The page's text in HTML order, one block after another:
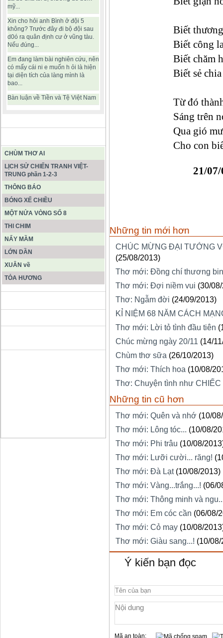
mỹ...
Xin cho hỏi anh Bình ở đội 5
không? Trước đây đi bộ đội sau
d0ó ra quân định cư ở vũng tàu.
Nếu đúng...
Em đang làm bài nghiên cứu, nên
có mấy cái ni e muốn h ỏi là hiện
tại diện tích của làng mình là
bao...
Bàn luận về Tiền và Tệ Việt Nam
CHÙM THƠ AI
LỊCH SỬ CHIẾN TRANH VIỆT-
TRUNG phần 1-2-3
THÔNG BÁO
BÓNG XẾ CHIỀU
MỘT NỬA VÒNG SỐ 8
THI CHIM
NẨY MẦM
LỚN DẦN
XUÂN về
TỎA HƯƠNG
Biết
Biết công
Biết chăm
Biết sẻ
Từ đó
Sáng trên
Qua gió
Cho con
21/
Những tin mới hơn
CHÚC MỪNG ĐẠI TƯỚNG
(25/08/2013)
Thơ mới: Đồng chí thương
Thơ mới: Đợi niềm vui (30/
Thơ: Ngẫm đời (24/09/2013)
KỈ NIỆM 68 NĂM CÁCH
Thơ mới: Lời tỏ tình đầu tiên
Chúc mừng ngày 20/11 (14/
Chùm thơ sữa (26/10/2013)
Thơ mới: Thích hoa (10/08/
Thơ: Chuyện tình như CHIẾC
Những tin cũ hơn
Thơ mới: Quên và nhớ (10/
Thơ mới: Lông tóc... (10/08/
Thơ mới: Phi trâu (10/08/
Thơ mới: Lưỡi cười... răng!
Thơ mới: Đà Lạt (10/08/2013)
Thơ mới: Vàng...trắng...! (06/
Thơ mới: Thông minh và
Thơ mới: Em cóc cần (06/08/
Thơ mới: Cỏ may (10/08/
Thơ mới: Giàu sang...! (10/
Ý kiến bạn đọc
Mã an toàn: